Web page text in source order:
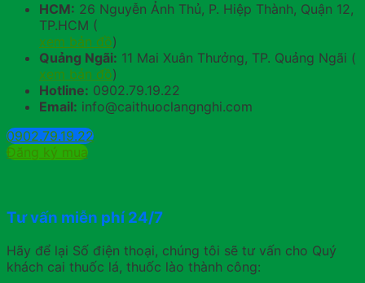
HCM: 26 Nguyễn Ảnh Thủ, P. Hiệp Thành, Quận 12,
TP.HCM (
xem bản đồ)
Quảng Ngãi: 11 Mai Xuân Thưởng, TP. Quảng Ngãi (
xem bản đồ)
Hotline: 0902.79.19.22
Email: info@caithuoclangnghi.com
0902.79.19.22
Đăng ký mua
Tư vấn miễn phí 24/7
Hãy để lại Số điện thoại, chúng tôi sẽ tư vấn cho Quý
khách cai thuốc lá, thuốc lào thành công: